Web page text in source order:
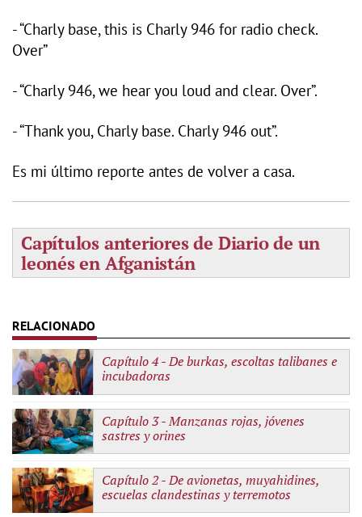
- “Charly base, this is Charly 946 for radio check.
Over”
- “Charly 946, we hear you loud and clear. Over”.
- “Thank you, Charly base. Charly 946 out”.
Es mi último reporte antes de volver a casa.
Capítulos anteriores de Diario de un
leonés en Afganistán
Capítulo 4 -De burkas, escoltas talibanes e
incubadoras
Capítulo 3 -Manzanas rojas, jóvenes
sastres y orines
Capítulo 2 -De avionetas, muyahidines,
escuelas clandestinas y terremotos